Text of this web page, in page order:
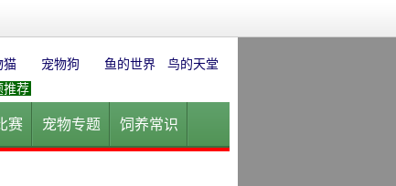
猫 宠物狗 鱼的世界
鸟的天堂
推荐
赛 宠物专题 饲养常识